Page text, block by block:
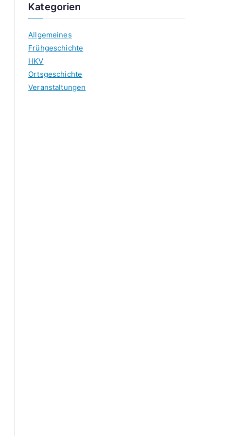
h
v
Kategorien
Allgemeines
Frühgeschichte
HKV
Ortsgeschichte
Veranstaltungen